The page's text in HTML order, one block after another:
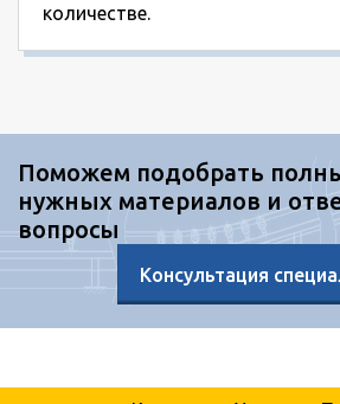
количестве.
Поможем подобрать
нужных материалов и
вопросы
Консультация